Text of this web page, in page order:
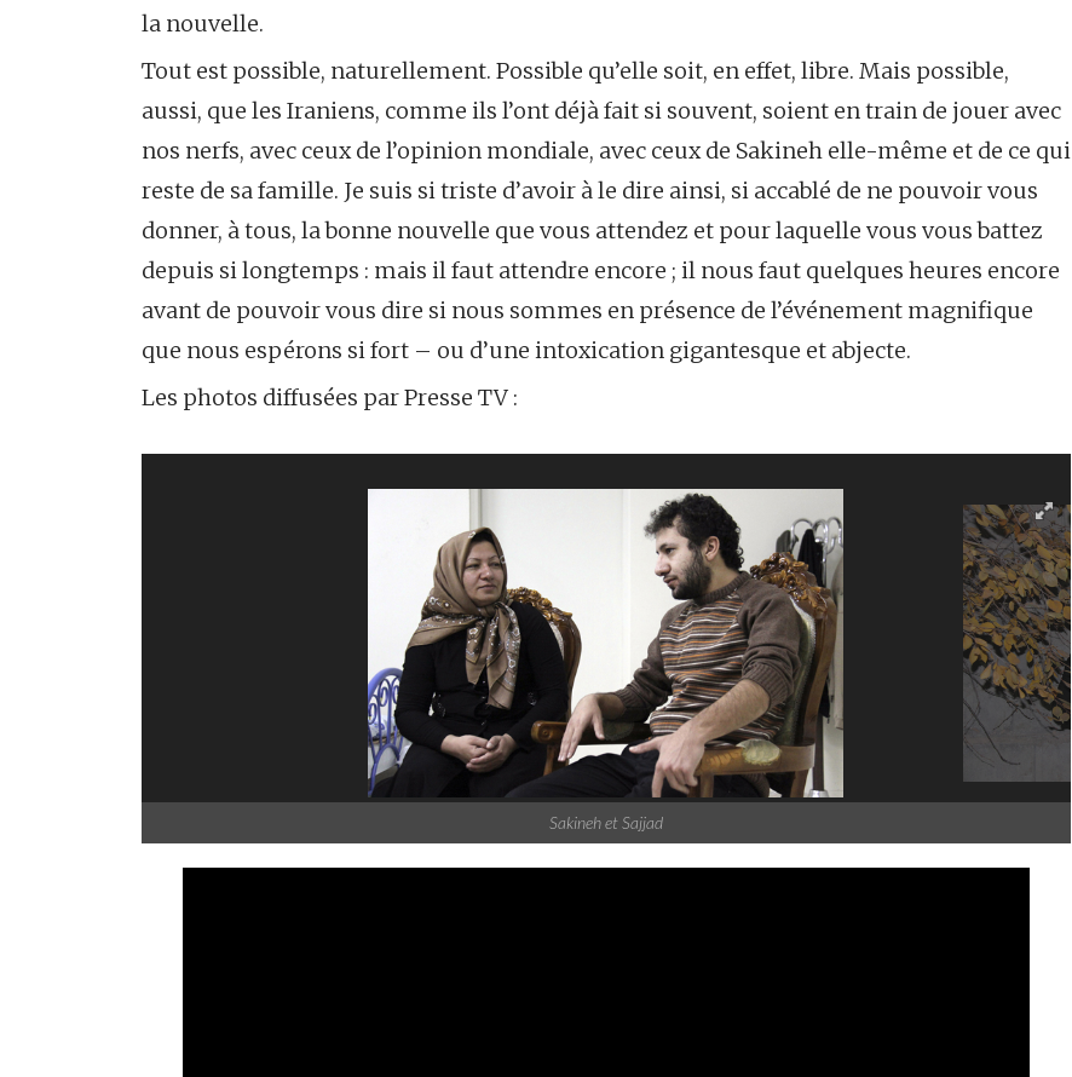
la nouvelle.
Tout est possible, naturellement. Possible qu’elle soit, en effet, libre. Mais possible,
aussi, que les Iraniens, comme ils l’ont déjà fait si souvent, soient en train de jouer avec
nos nerfs, avec ceux de l’opinion mondiale, avec ceux de Sakineh elle-même et de ce qui
reste de sa famille. Je suis si triste d’avoir à le dire ainsi, si accablé de ne pouvoir vous
donner, à tous, la bonne nouvelle que vous attendez et pour laquelle vous vous battez
depuis si longtemps : mais il faut attendre encore ; il nous faut quelques heures encore
avant de pouvoir vous dire si nous sommes en présence de l’événement magnifique
que nous espérons si fort – ou d’une intoxication gigantesque et abjecte.
Les photos diffusées par Presse TV :
Sakineh et Sajjad